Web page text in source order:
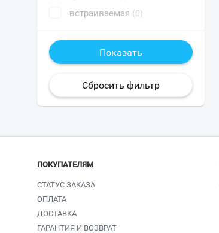
встраиваемая (0)
ПОКУПАТЕЛЯМ
СТАТУС ЗАКАЗА
ОПЛАТА
ДОСТАВКА
ГАРАНТИЯ И ВОЗВРАТ